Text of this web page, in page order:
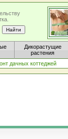
Дикорастущие
растения
дачных коттеджей